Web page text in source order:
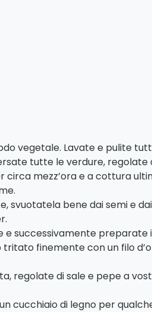
vegetale. Lavate e pulite
tutte le verdure, regolate
mezz’ora e a cottura
svuotatela bene dai semi e
e successivamente preparate
finemente con un filo
regolate di sale e pepe a
cucchiaio di legno per